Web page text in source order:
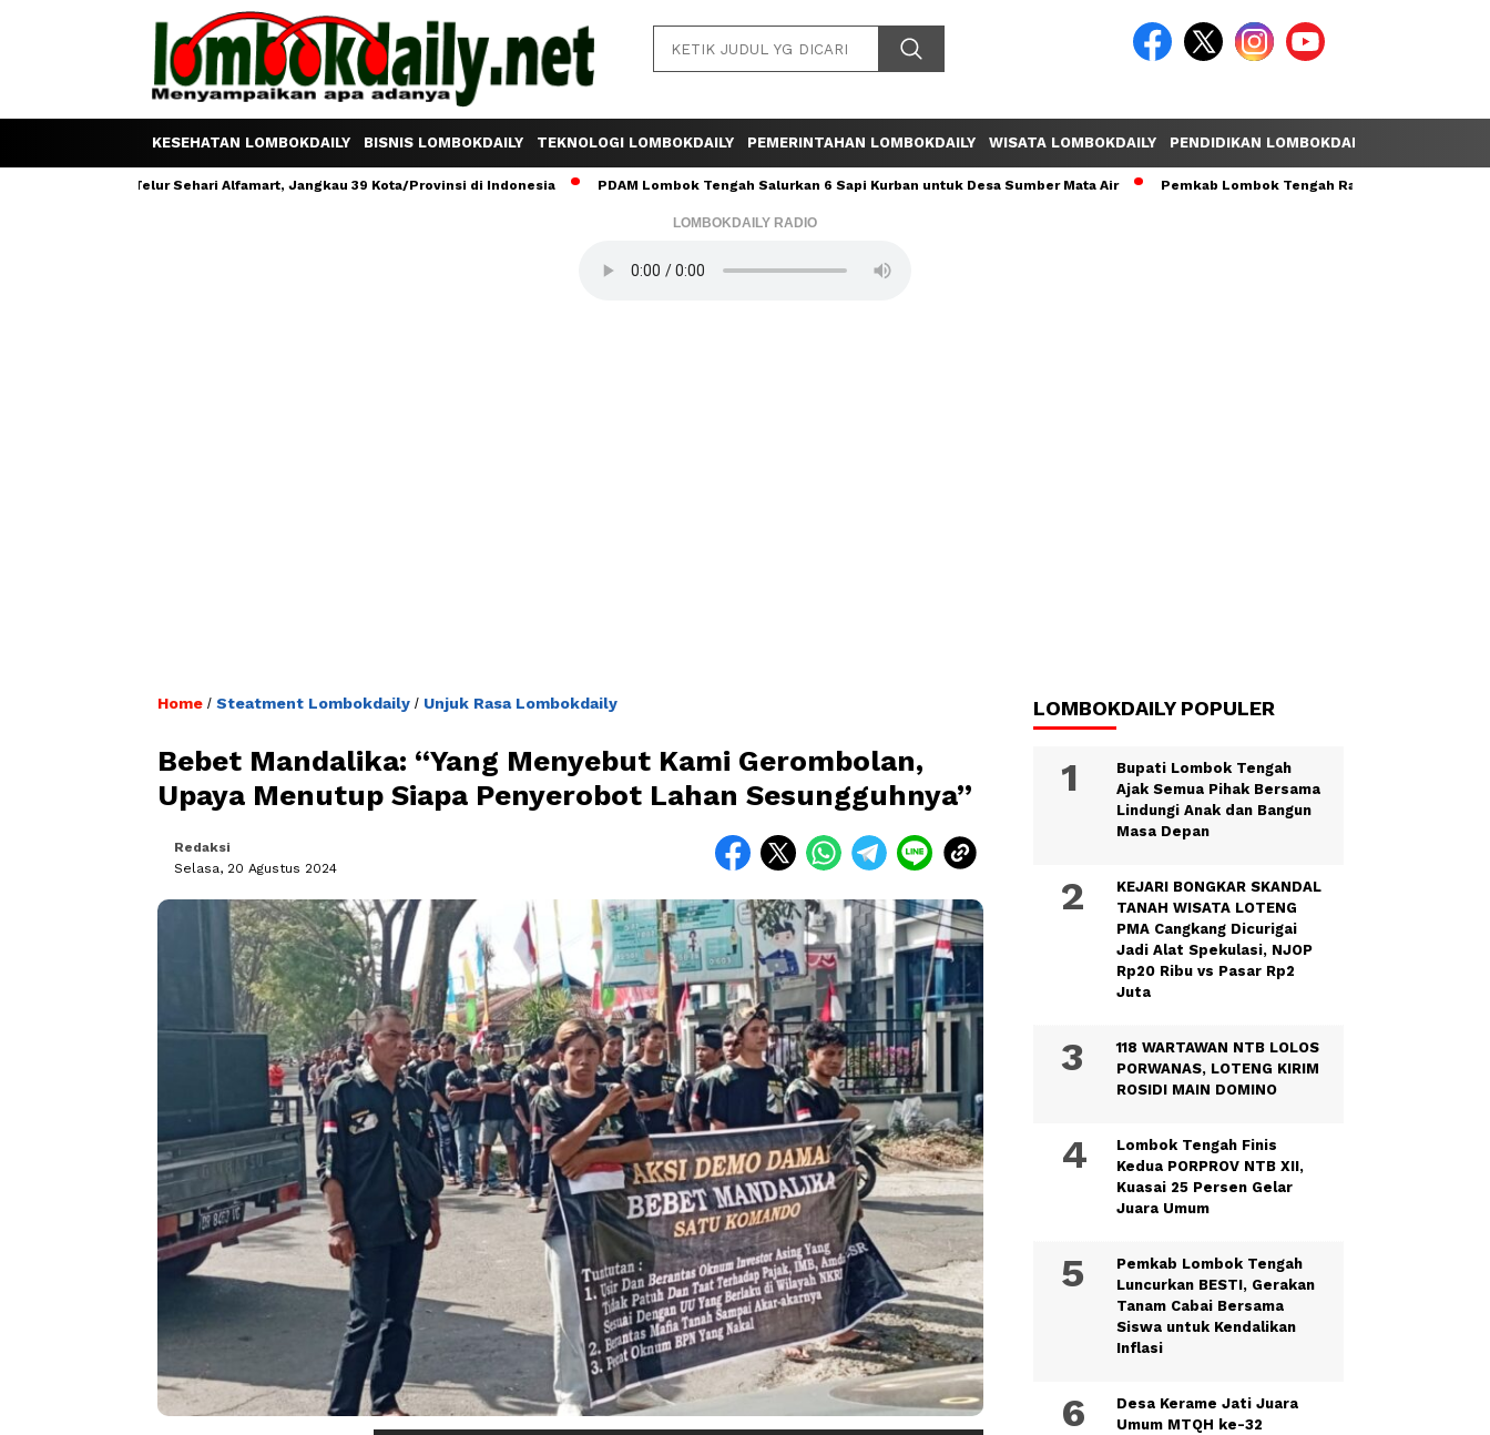
KESEHATAN LOMBOKDAILY BISNIS LOMBOKDAILY TEKNOLOGI LOMBOKDAILY PEMERINTAHAN LOMBOKDAILY WISATA LOMBOKDAILY PENDIDIKAN LOMBOKDAILY
Satu Telur Sehari Alfamart, Jangkau 39 Kota/Provinsi di Indonesia PDAM Lombok Tengah Salurkan 6 Sapi Kurban untuk Desa Sumber Mata Air Pemkab Lombok Tengah Raih Opini WTP Ke-14
LOMBOKDAILY RADIO
Home / Steatment Lombokdaily / Unjuk Rasa Lombokdaily
Bebet Mandalika: “Yang Menyebut Kami Gerombolan,
Upaya Menutup Siapa Penyerobot Lahan Sesungguhnya”
Redaksi
Selasa, 20 Agustus 2024
LOMBOKDAILY POPULER
Bupati Lombok Tengah
Ajak Semua Pihak Bersama
Lindungi Anak dan Bangun
Masa Depan
KEJARI BONGKAR SKANDAL
TANAH WISATA LOTENG
PMA Cangkang Dicurigai
Jadi Alat Spekulasi, NJOP
Rp20 Ribu vs Pasar Rp2
Juta
118 WARTAWAN NTB LOLOS
PORWANAS, LOTENG KIRIM
ROSIDI MAIN DOMINO
Lombok Tengah Finis
Kedua PORPROV NTB XII,
Kuasai 25 Persen Gelar
Juara Umum
Pemkab Lombok Tengah
Luncurkan BESTI, Gerakan
Tanam Cabai Bersama
Siswa untuk Kendalikan
Inflasi
Desa Kerame Jati Juara
Umum MTQH ke-32